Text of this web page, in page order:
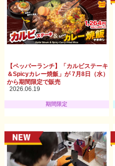
【ペッパーランチ】「カルビステーキ
＆Spicyカレー焼飯」が 7月8日（水）
から期間限定で販売
2026.06.19
期間限定